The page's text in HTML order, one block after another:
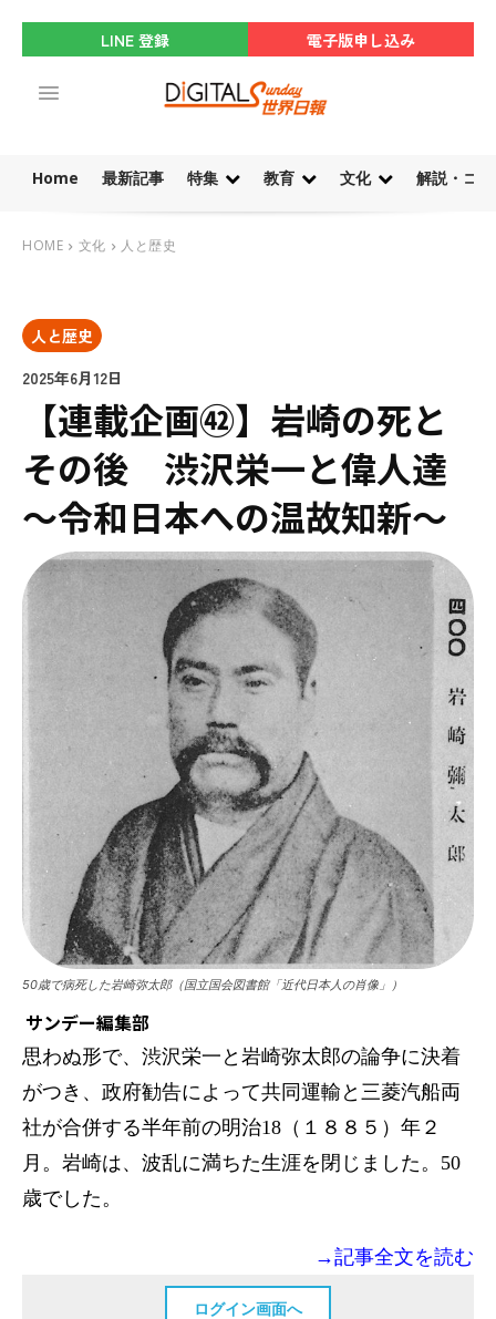
LINE 登録 電子版申し込み
Home 最新記事 特集 教育 文化 解説・コ
HOME 文化 人と歴史
人と歴史
2025年6月12日
【連載企画㊷】岩崎の死と
その後 渋沢栄一と偉人達
～令和日本への温故知新～
50歳で病死した岩崎弥太郎（国立国会図書館「近代日本人の肖像」）
サンデー編集部
思わぬ形で、渋沢栄一と岩崎弥太郎の論争に決着
がつき、政府勧告によって共同運輸と三菱汽船両
社が合併する半年前の明治18（１８８５）年２
月。岩崎は、波乱に満ちた生涯を閉じました。50
歳でした。
→記事全文を読む
ログイン画面へ